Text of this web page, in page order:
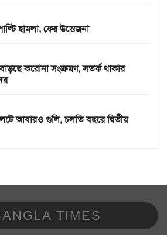
হামলা, ফের উত্তেজনা
করোনা সংক্রমণ, সতর্ক থাকার
আবারও গুলি, চলতি বছরে দ্বিতীয়
TIMES